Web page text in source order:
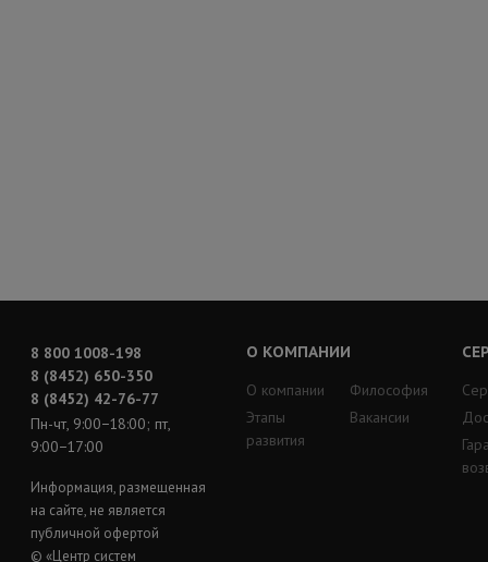
8 800 1008-198
8 (8452) 650-350
8 (8452) 42-76-77
Пн-чт, 9:00−18:00; пт,
9:00−17:00
Информация, размещенная
на сайте, не является
публичной офертой
© «Центр систем
О КОМПАНИИ
О компании
Этапы
развития
Философия
Вакансии